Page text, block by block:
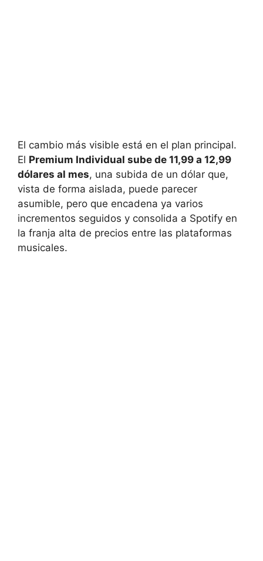
El cambio más visible está en el plan principal.
El Premium Individual sube de 11,99 a 12,99
dólares al mes, una subida de un dólar que,
vista de forma aislada, puede parecer
asumible, pero que encadena ya varios
incrementos seguidos y consolida a Spotify en
la franja alta de precios entre las plataformas
musicales.